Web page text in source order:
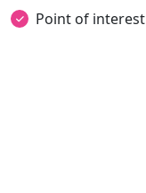
Point of interest